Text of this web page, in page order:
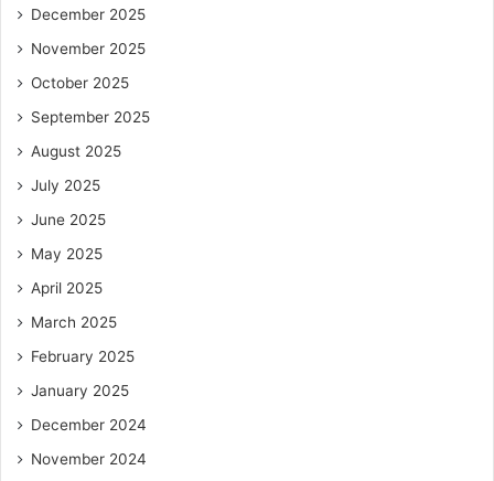
December 2025
November 2025
October 2025
September 2025
August 2025
July 2025
June 2025
May 2025
April 2025
March 2025
February 2025
January 2025
December 2024
November 2024